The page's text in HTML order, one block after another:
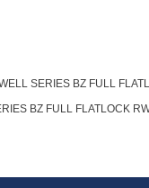
SERIES BZ FULL
BZ FULL FLATLOCK